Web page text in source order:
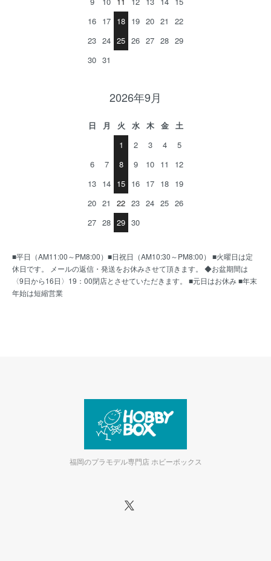
16 17 18 19 20 21
22
23 24 25 26 27 28 29
30 31
2026年9月
日 月 火 水 木 金
土
1
2 3 4
5
6
7 8 9 10 11
12
13 14 15 16 17 18 19
20 21 22 23 24 25 26
27 28 29 30
■平日（AM11:00～PM8:00）■日祝日（AM10:30～PM8:00） ■火曜日は定
休日です。 メールの返信・発送をお休みさせて頂きます。 ◆お盆期間は
〈9日から16日〉19：00閉店とさせていただきます。 ■元日はお休み ■年末
年始は短縮営業
福岡のプラモデル専門店 ホビーボックス